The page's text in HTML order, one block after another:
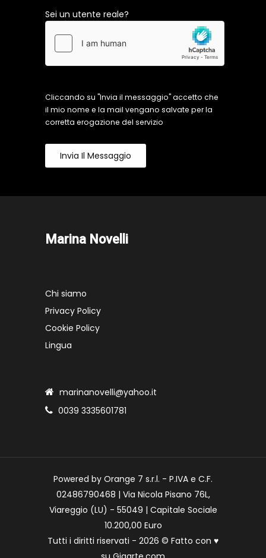
Sei un utente reale?
Cliccando su "Invia il messaggio" accetto che
il mio nome e la mail vengano salvate per la
corretta erogazione del servizio
Invia Il Messaggio
Marina Novelli
Chi siamo
Privacy Policy
Cookie Policy
Lingua
marinanovelli@yahoo.it
0039 3335601781
Powered by Orange 7 s.r.l. - P.IVA e C.F.
02486790468 | Via Nicola Pisano 76L,
Viareggio (LU) - 55049 | Capitale Sociale
10.200,00 Euro
Tutti i diritti riservati - 2026 © Fatto con ♥